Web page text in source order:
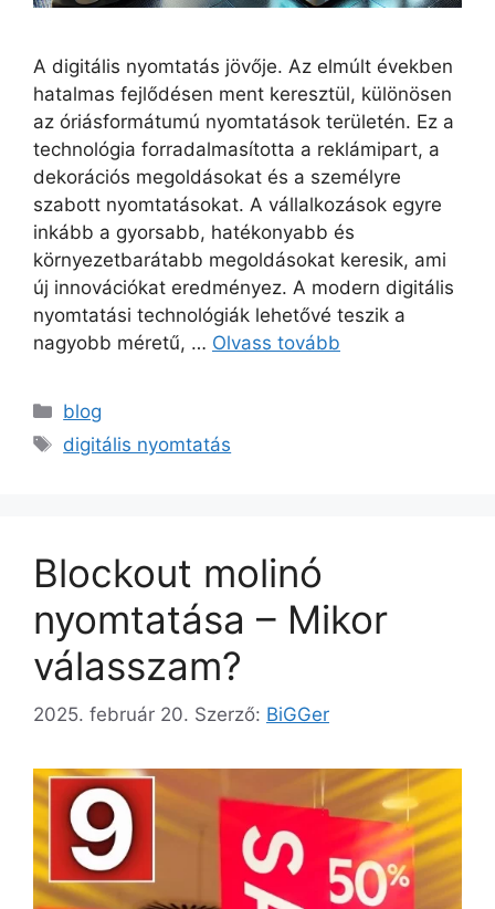
A digitális nyomtatás jövője. Az elmúlt években
hatalmas fejlődésen ment keresztül, különösen
az óriásformátumú nyomtatások területén. Ez a
technológia forradalmasította a reklámipart, a
dekorációs megoldásokat és a személyre
szabott nyomtatásokat. A vállalkozások egyre
inkább a gyorsabb, hatékonyabb és
környezetbarátabb megoldásokat keresik, ami
új innovációkat eredményez. A modern digitális
nyomtatási technológiák lehetővé teszik a
nagyobb méretű, … Olvass tovább
blog
digitális nyomtatás
Blockout molinó
nyomtatása – Mikor
válasszam?
2025. február 20. Szerző: BiGGer